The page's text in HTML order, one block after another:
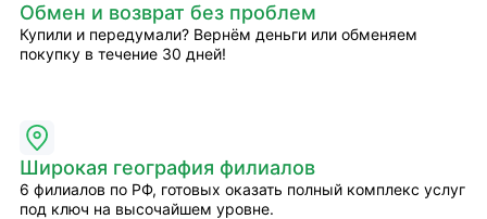
Обмен и возврат без проблем
Купили и передумали? Вернём деньги или обменяем
покупку в течение 30 дней!
Широкая география филиалов
6 филиалов по РФ, готовых оказать полный комплекс услуг
под ключ на высочайшем уровне.